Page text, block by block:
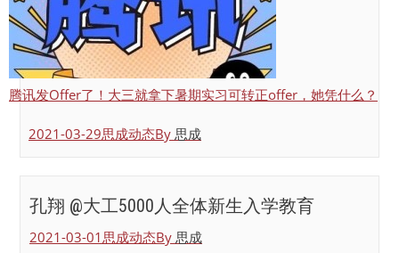
腾讯发Offer了！大三就拿下暑期实习可转正offer，她凭什么？
2021-03-29思成动态By 思成
孔翔 @大工5000人全体新生入学教育
2021-03-01思成动态By 思成